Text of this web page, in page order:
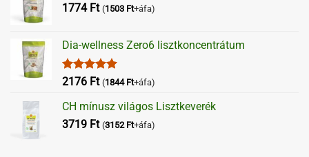
1774 Ft (1503 Ft+áfa)
Dia-wellness Zero6 lisztkoncentrátum
Értékelés:
2176 Ft (1844 Ft+áfa)
CH mínusz világos Lisztkeverék
3719 Ft (3152 Ft+áfa)